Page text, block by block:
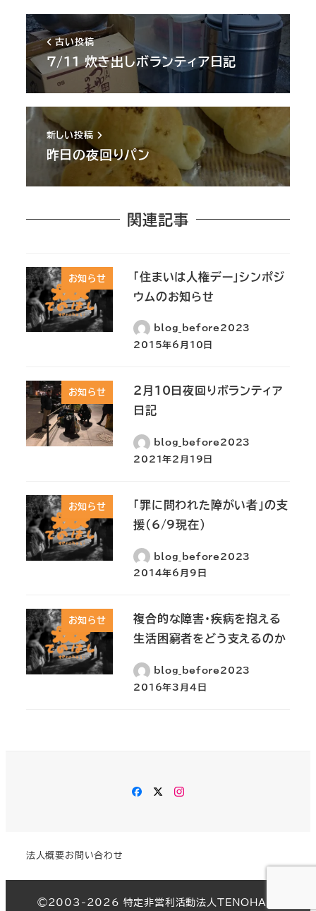
古い投稿
7/11 炊き出しボランティア日記
新しい投稿
昨日の夜回りパン
関連記事
お知らせ
「住まいは人権デー」シンポジ
ウムのお知らせ
blog_before2023
2015年6月10日
お知らせ
2月10日夜回りボランティア
日記
blog_before2023
2021年2月19日
お知らせ
「罪に問われた障がい者」の支
援(6/9現在)
blog_before2023
2014年6月9日
お知らせ
複合的な障害・疾病を抱える
生活困窮者をどう支えるのか
blog_before2023
2016年3月4日
Facebook
Twitter
Instagram
法人概要お問い合わせ
©︎2003-2026 特定非営利活動法人TENOHASI